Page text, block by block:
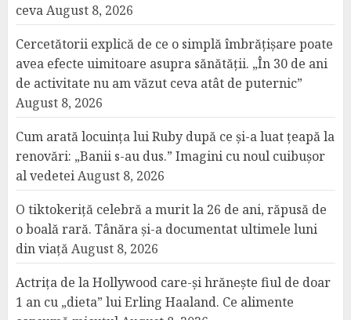
cevaAugust 8, 2026
Cercetătorii explică de ce o simplă îmbrățișare poate
avea efecte uimitoare asupra sănătății. „În 30 de ani
de activitate nu am văzut ceva atât de puternic”
August 8, 2026
Cum arată locuința lui Ruby după ce și-a luat țeapă la
renovări: „Banii s-au dus.” Imagini cu noul cuibușor
al vedeteiAugust 8, 2026
O tiktokeriță celebră a murit la 26 de ani, răpusă de
o boală rară. Tânăra și-a documentat ultimele luni
din viațăAugust 8, 2026
Actrița de la Hollywood care-și hrănește fiul de doar
1 an cu „dieta” lui Erling Haaland. Ce alimente